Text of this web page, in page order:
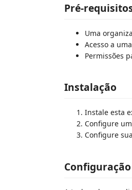
Pré-
Uma
Acesso a
Permissões
Instalação
Instale esta
Configure
Configure
Configuração